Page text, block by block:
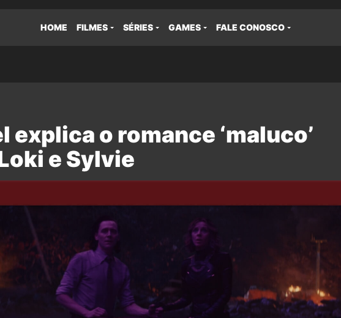
HOME FILMES SÉRIES GAMES FALE CONOSCO
explica o romance ‘maluco’
e Sylvie